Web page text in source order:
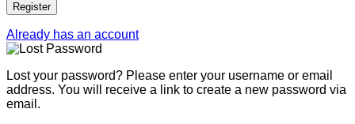
Register
Already has an account
Lost your password? Please enter your username or email
address. You will receive a link to create a new password via
email.